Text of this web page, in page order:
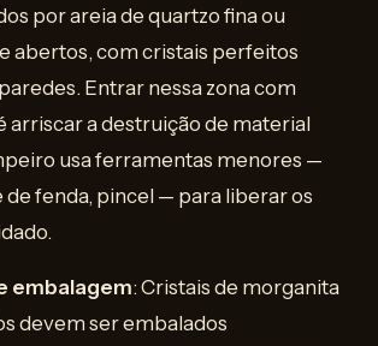
por areia de quartzo fina ou
abertos, com cristais perfeitos
Entrar nessa zona com
arriscar a destruição de material
usa ferramentas menores —
de fenda, pincel — para liberar os
embalagem: Cristais de morganita
devem ser embalados